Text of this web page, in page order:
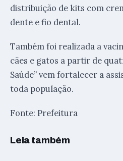
distribuição de kits com
dente e fio dental.
Também foi realizada a
cães e gatos a partir de
Saúde” vem fortalecer a
toda população.
Fonte: Prefeitura
Leia também